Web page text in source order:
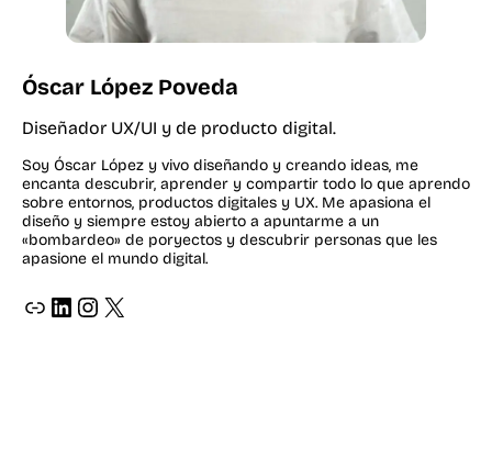
Óscar López Poveda
Diseñador UX/UI y de producto digital.
Soy Óscar López y vivo diseñando y creando ideas, me
encanta descubrir, aprender y compartir todo lo que aprendo
sobre entornos, productos digitales y UX. Me apasiona el
diseño y siempre estoy abierto a apuntarme a un
«bombardeo» de poryectos y descubrir personas que les
apasione el mundo digital.
ir a página web de oscar lopez diseñador grafico y web ir a perfil de LinkedIn de oscar lopez ir a perfil de instagram de oscar lopez _osvat X